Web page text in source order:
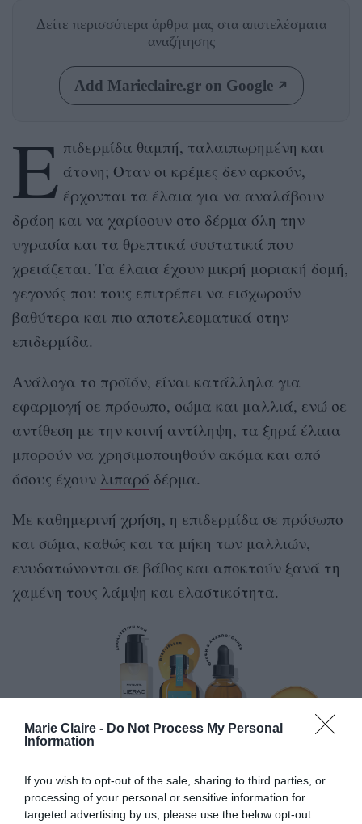
Marie Claire - Do Not Process My Personal
Information
If you wish to opt-out of the sale, sharing to third parties, or
processing of your personal or sensitive information for
targeted advertising by us, please use the below opt-out
Δείτε περισσότερα άρθρα μας στα αποτελέσματα
αναζήτησης
Add Marieclaire.gr on Google
Ε πιδερμίδα θαμπή, ταλαιπωρημένη και
άτονη; Oταν οι κρέμες δεν αρκούν,
έρχονται τα έλαια για να αναλάβουν
δράση και να χαρίσουν στο δέρμα όλη την
υγρασία και τα θρεπτικά συστατικά που
χρειάζεται. Τα έλαια έχουν μικρή μοριακή δομή,
γεγονός που τους επιτρέπει να εισχωρούν
βαθύτερα και πιο αποτελεσματικά στην
επιδερμίδα.
Ανάλογα το προϊόν, είναι κατάλληλα για
εφαρμογή σε πρόσωπο, σώμα και μαλλιά, ενώ σε
αντίθεση με την κοινή αντίληψη, τα ξηρά έλαια
μπορούν να χρησιμοποιηθούν ακόμα και από
όσους έχουν λιπαρό δέρμα.
Με καθημερινή χρήση, η επιδερμίδα σε πρόσωπο
και σώμα, καθώς και τα μήκη των μαλλιών,
ενυδατώνονται σε βάθος και αποκτούν ξανά τη
χαμένη τους λάμψη και ελαστικότητα.